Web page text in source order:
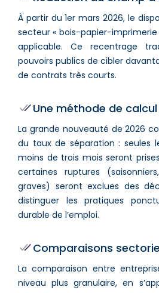
À partir du 1er mars 2026, le
secteur « bois-papier-
applicable. Ce recentrage
pouvoirs publics de cibler
de contrats très courts.
Une méthode de
La grande nouveauté de 2026
du taux de séparation : seules
moins de trois mois seront
certaines ruptures
graves) seront exclues des
distinguer les pratiques
durable de l’emploi.
Comparaisons
La comparaison entre
niveau plus granulaire, en